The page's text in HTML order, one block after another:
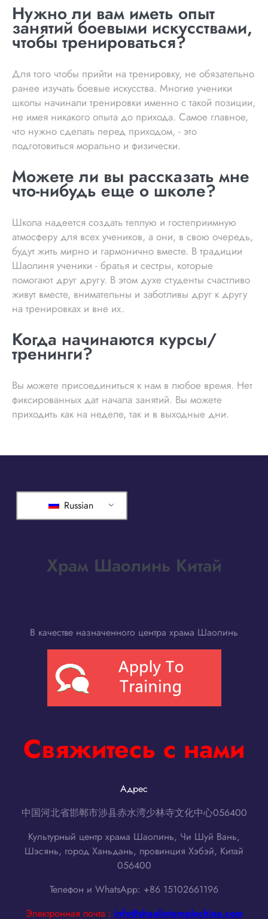
Нужно ли вам иметь опыт
занятий боевыми искусствами,
чтобы тренироваться?
Для того чтобы прийти на тренировку, не обязательно
ранее изучать боевые искусства. Многие ученики
школы начинали тренировки именно с такой позиции,
не имея никакого опыта до прихода. Самое главное,
что нужно сделать перед приходом, - это
подготовиться морально и физически.
Можете ли вы рассказать мне
что-нибудь еще о школе?
Школа надеется создать теплую и гостеприимную
атмосферу для всех учеников, а они, в свою очередь,
будут жить мирно и гармонично вместе. В традиции
Шаолиня ученики - братья и сестры, которые
помогают друг другу. В этом духе студенты счастливо
живут вместе, внимательны и заботливы друг к другу
на тренировках и вне их.
Когда начинаются курсы/
тренинги?
Вы можете присоединиться к нам в любое время. Нет
фиксированных дат начала занятий. Вы можете
приходить как на неделе, так и в выходные дни.
Russian
Храм Шаолинь Китай
В качестве назначенного центра храма Шаолинь
Свяжитесь с нами
Адрес
中国河北省邯郸市涉县赤水湾少林寺文化中心056400
Культурный центр храма Шаолинь, Чи Шуй Вань,
Шэсянь, город Ханьдань, провинция Хэбэй, Китай
056400
Телефон и WhatsApp: +86 15102661196
Электронная почта : info@shaolintemplechina.com